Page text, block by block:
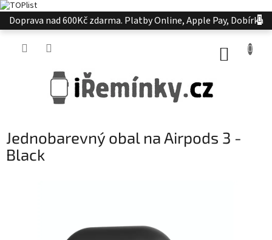
Přejít
na
Doprava nad 600Kč zdarma. Platby Online, Apple Pay, Dobírka
Jednobarevný obal na Airpods 3 -
Black